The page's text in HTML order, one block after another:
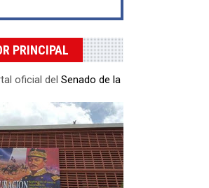
PRINCIPAL
oficial del Senado de la